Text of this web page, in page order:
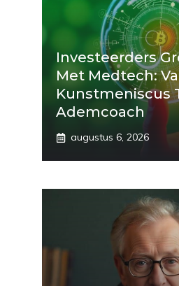
Investeerders
Met Medtech:
Kunstmeniscus
Ademcoach
augustus 6, 2026